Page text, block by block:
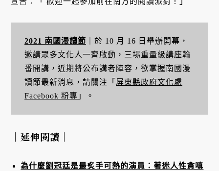
2021 南國漫讀節 ｜於 10 月 16 日舉辦開幕，
邀請眾多文化人一齊啟動，三場重量級講座輪
番開講，近期將公布講者陣容，欲掌握南國漫
讀節最新消息，請關注「 屏東縣政府文化處
Facebook 粉專 」。
｜延伸閱讀｜
為什麼劉冠廷是最炙手可熱的演員：著迷人性貪嗔